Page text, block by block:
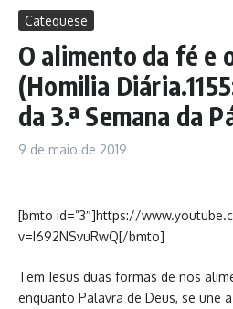
Catequese
O alimento da fé e
(Homilia
da 3.ª Semana da
9 de maio de 2019
[bmto id=”3″]https://
v=I692NSvuRwQ[/bmto]
Tem Jesus duas formas de nos
enquanto Palavra de Deus, se une